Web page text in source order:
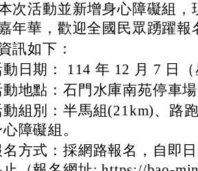
次活動並新增身心障礙組
年華，歡迎全國民眾踴躍報
訊如下：
動日期： 114 年 12 月 7 日
動地點：石門水庫南苑停車
動組別：半馬組(21km)、路
障礙組。
名方式：採網路報名，自即